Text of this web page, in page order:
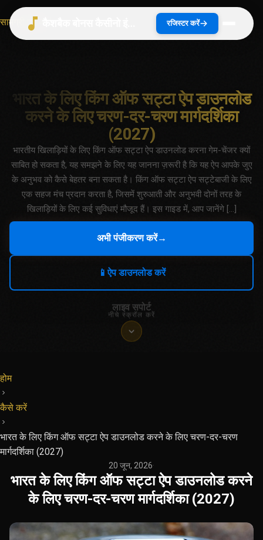
सामग्री पर जाएं रजिस्टर करें
भारत के लिए किंग ऑफ सट्टा ऐप डाउनलोड
करने के लिए चरण-दर-चरण मार्गदर्शिका
(2027)
भारतीय खिलाड़ियों के लिए किंग ऑफ सट्टा ऐप डाउनलोड करना गेम-चेंजर क्यों
साबित हो सकता है, यह समझने के लिए यह जानना ज़रूरी है कि यह ऐप आपके जुए
के अनुभव को कैसे बेहतर बना सकता है। किंग ऑफ सट्टा ऐप सट्टेबाजी के लिए
एक सहज मंच प्रदान करता है, जिसमें शुरुआती और अनुभवी दोनों तरह के
खिलाड़ियों के लिए कई सुविधाएं मौजूद हैं। इस गाइड में, आप जानेंगे […]
अभी पंजीकरण करें→
📱ऐप डाउनलोड करें
लाइव सपोर्ट
नीचे स्क्रॉल करें
होम
कैसे करें
भारत के लिए किंग ऑफ सट्टा ऐप डाउनलोड करने के लिए चरण-दर-चरण
मार्गदर्शिका (2027)
20 जून, 2026·
भारत के लिए किंग ऑफ सट्टा ऐप डाउनलोड करने
के लिए चरण-दर-चरण मार्गदर्शिका (2027)